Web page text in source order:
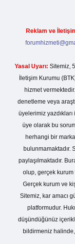
Reklam ve
Yasal Uyarı: Sitemiz,
İletişim Kurumu
hizmet
denetleme veya
üyelerimiz
üye olarak bu
herhangi bir
bulunmamaktadır.
paylaşılmaktadır.
olup, gerçek kurum
Gerçek kurum ve
Sitemiz, kar amacı
platformudur.
düşündüğünüz
bildirmeniz